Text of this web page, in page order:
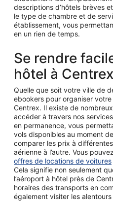
descriptions d’hôtels brèves
le type de chambre et de
établissement, vous
en un rien de temps.
Se rendre
hôtel à Centrex
Quelle que soit votre ville de
ebookers pour organiser
Centrex. Il existe de
accéder à travers nos
en permanence, vous
vols disponibles au moment
comparer les prix à
aérienne à l’autre. Vous
offres de locations de voitures
Cela signifie non seulement
l’aéroport à hôtel près de
horaires des transports en
également visiter les